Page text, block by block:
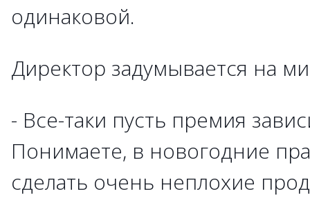
одинаковой.
Директор задумывается на
- Все-таки пусть премия
Понимаете, в новогодние
сделать очень неплохие